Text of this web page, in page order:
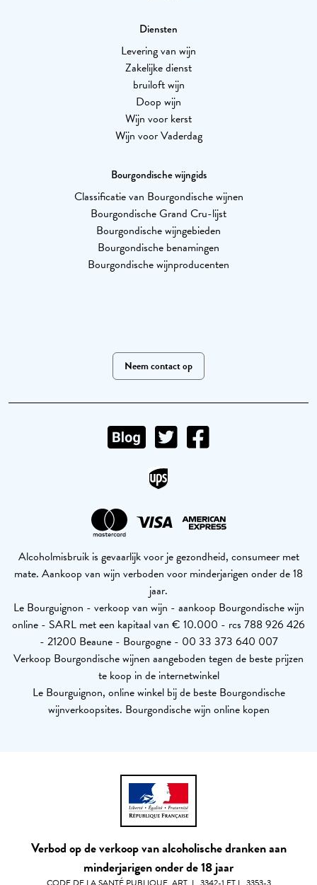
Diensten
Levering van wijn
Zakelijke dienst
bruiloft wijn
Doop wijn
Wijn voor kerst
Wijn voor Vaderdag
Bourgondische wijngids
Classificatie van Bourgondische wijnen
Bourgondische Grand Cru-lijst
Bourgondische wijngebieden
Bourgondische benamingen
Bourgondische wijnproducenten
Neem contact op
Alcoholmisbruik is gevaarlijk voor je gezondheid, consumeer met
mate. Aankoop van wijn verboden voor minderjarigen onder de 18
jaar.
Le Bourguignon - verkoop van wijn - aankoop Bourgondische wijn
online - SARL met een kapitaal van € 10.000 - rcs 788 926 426
- 21200 Beaune - Bourgogne - 00 33 373 640 007
Verkoop Bourgondische wijnen aangeboden tegen de beste prijzen
te koop in de internetwinkel
Le Bourguignon, online winkel bij de beste Bourgondische
wijnverkoopsites. Bourgondische wijn online kopen
Verbod op de verkoop van alcoholische dranken aan
minderjarigen onder de 18 jaar